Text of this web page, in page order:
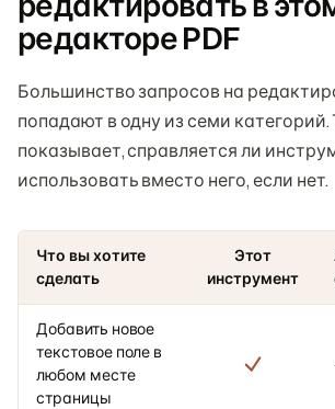
редакторе PDF
Большинство запросов на
попадают в одну из семи
показывает, справляется ли
использовать вместо него, если нет.
Что вы хотите
сделать
Этот
инструмент
Добавить новое
текстовое поле в
любом месте
страницы